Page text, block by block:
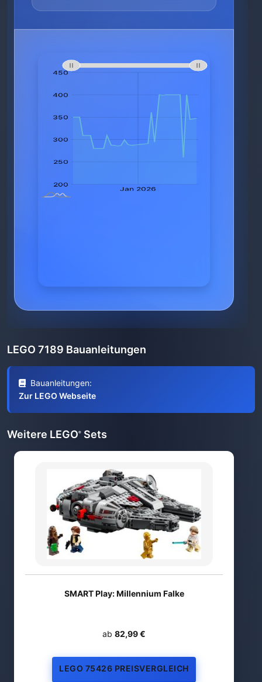
LEGO 7189 Bauanleitungen
Bauanleitungen:
Zur LEGO Webseite
Weitere LEGO® Sets
SMART Play: Millennium Falke
ab 82,99 €
LEGO 75426 PREISVERGLEICH